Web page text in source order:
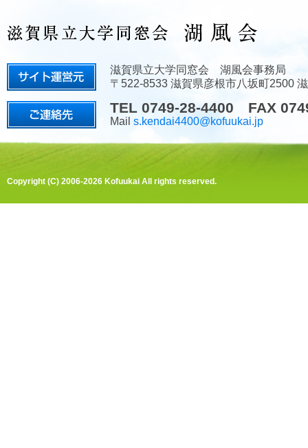
滋賀県立大学同窓会 湖風会事務局
〒522-8533 滋賀県彦根市八坂町2500
TEL 0749-28-4400 FAX
Mail s.kendai4400@kofuukai.jp
Copyright (C) 2006-2026 Kofuukai All rights reserved.